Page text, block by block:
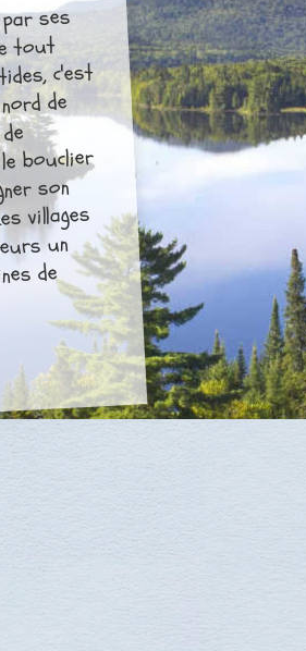
ses
toutc'est
de
bouclier
son
villages
un
de